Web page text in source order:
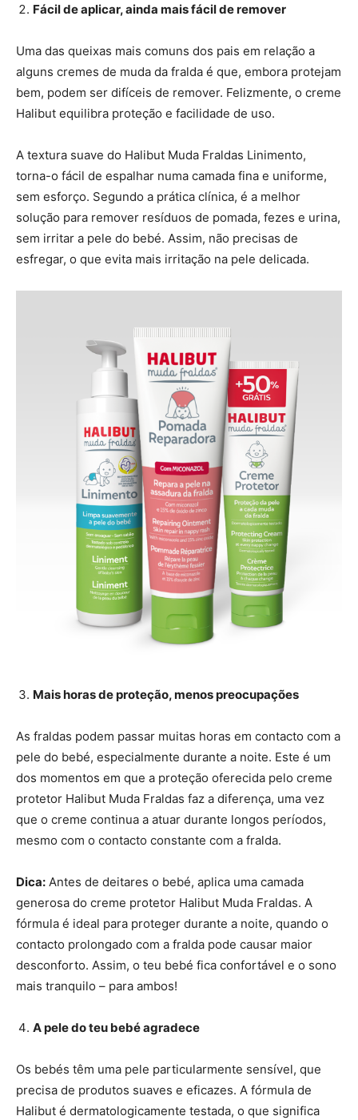
Fácil de aplicar, ainda mais fácil de remover
Uma das queixas mais comuns dos pais em relação a
alguns cremes de muda da fralda é que, embora protejam
bem, podem ser difíceis de remover. Felizmente, o creme
Halibut equilibra proteção e facilidade de uso.
A textura suave do Halibut Muda Fraldas Linimento,
torna-o fácil de espalhar numa camada fina e uniforme,
sem esforço. Segundo a prática clínica, é a melhor
solução para remover resíduos de pomada, fezes e urina,
sem irritar a pele do bebé. Assim, não precisas de
esfregar, o que evita mais irritação na pele delicada.
Mais horas de proteção, menos preocupações
As fraldas podem passar muitas horas em contacto com a
pele do bebé, especialmente durante a noite. Este é um
dos momentos em que a proteção oferecida pelo creme
protetor Halibut Muda Fraldas faz a diferença, uma vez
que o creme continua a atuar durante longos períodos,
mesmo com o contacto constante com a fralda.
Dica: Antes de deitares o bebé, aplica uma camada
generosa do creme protetor Halibut Muda Fraldas. A
fórmula é ideal para proteger durante a noite, quando o
contacto prolongado com a fralda pode causar maior
desconforto. Assim, o teu bebé fica confortável e o sono
mais tranquilo – para ambos!
A pele do teu bebé agradece
Os bebés têm uma pele particularmente sensível, que
precisa de produtos suaves e eficazes. A fórmula de
Halibut é dermatologicamente testada, o que significa